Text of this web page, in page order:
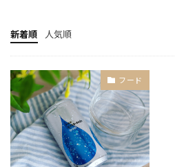
新着順 人気順
フード